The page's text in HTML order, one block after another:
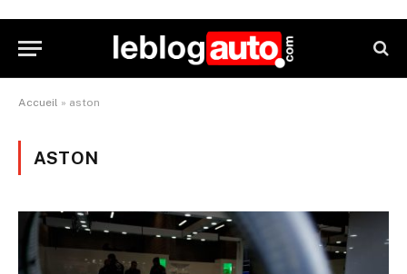
Accueil » aston
ASTON